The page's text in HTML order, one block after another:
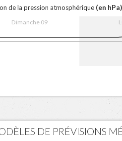
de la pression atmosphérique (en hPa)
Dimanche 09
DE PRÉVISIONS